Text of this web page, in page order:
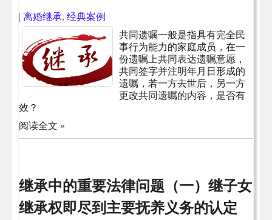
| 离婚继承, 经典案例
共同遗嘱一般是指具有完全民
事行为能力的家庭成员，在一
份遗嘱上共同表达遗嘱意愿，
共同签字并注明年月日形成的
遗嘱，若一方去世后，另一方
更改共同遗嘱的内容，是否有
效？
阅读全文 »
继承中的重要法律问题（一）继子女
继承权即尽到主要抚养义务的认定